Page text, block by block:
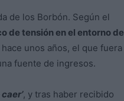
de los Borbón. Según el
de tensión en el entorno de
unos años, el que fuera
fuente de ingresos.
, y tras haber recibido